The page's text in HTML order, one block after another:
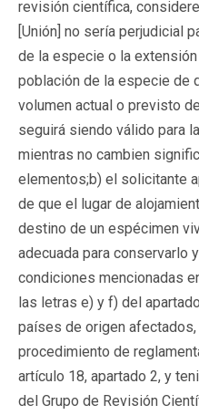
revisión científica,
[Unión] no sería perjudicial
de la especie o la
población de la especie de
volumen actual o previsto
seguirá siendo válido para
mientras no cambien
elementos;b) el solicitante
de que el lugar de
destino de un espécimen
adecuada para conservarlo
condiciones mencionadas
las letras e) y f) del
países de origen
procedimiento de
artículo 18, apartado 2, y
del Grupo de Revisión